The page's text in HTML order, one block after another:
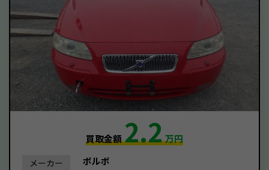
買取金額2.2万円
メーカー ボルボ